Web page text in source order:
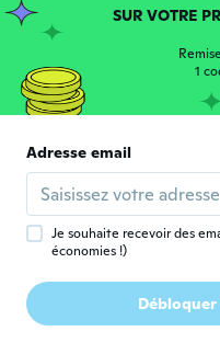
Inscrit depuis
Amazing
il y a 4 ans
A Alba
Inscrit depuis
Danneggiato
SUR VOTRE
1
Adresse email
Je souhaite recevoir des
économies !)